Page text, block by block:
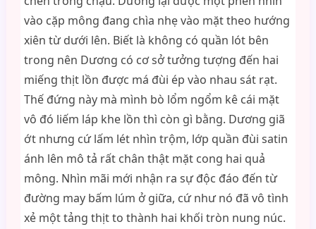
vào cặp mông đang chìa nhẹ vào mặt theo hướng
xiên từ dưới lên. Biết là không có quần lót bên
trong nên Dương có cơ sở tưởng tượng đến hai
miếng thịt lồn được má đùi ép vào nhau sát rạt.
Thế đứng này mà mình bò lổm ngổm kê cái mặt
vô đó liếm láp khe lồn thì còn gì bằng. Dương giã
ớt nhưng cứ lấm lét nhìn trộm, lớp quần đùi satin
ánh lên mô tả rất chân thật mặt cong hai quả
mông. Nhìn mãi mới nhận ra sự độc đáo đến từ
đường may bấm lúm ở giữa, cứ như nó đã vô tình
xẻ một tảng thịt to thành hai khối tròn nung núc.